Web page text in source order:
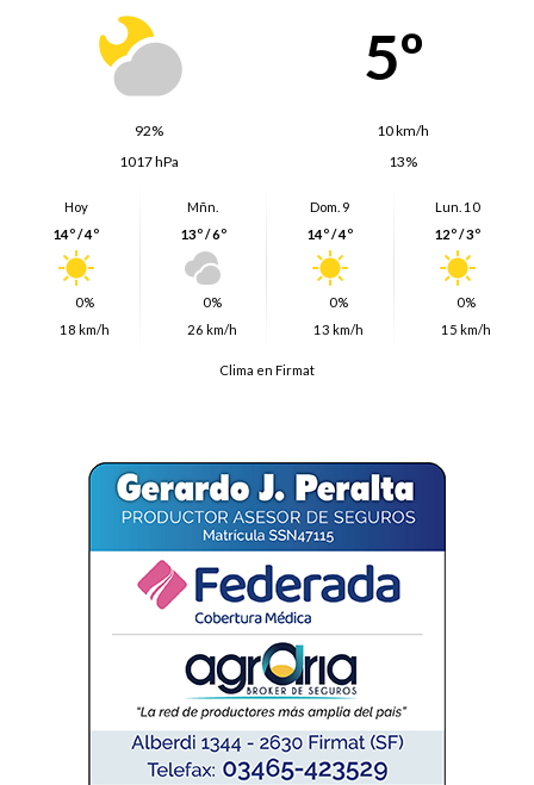
5º
92%
10 km/h
1017 hPa
13%
Hoy
14º / 4º
0%
18 km/h
Mñn.
13º / 6º
0%
26 km/h
Dom. 9
14º / 4º
0%
13 km/h
Lun. 10
12º / 3º
0%
15 km/h
Clima en Firmat